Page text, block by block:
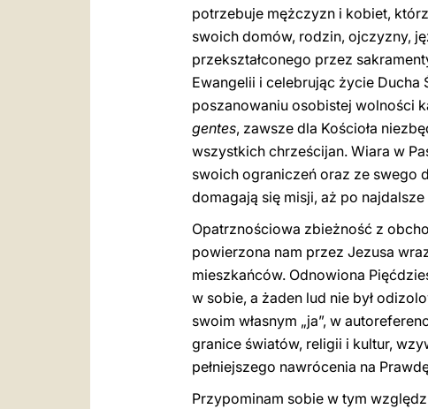
potrzebuje mężczyzn i kobiet,
swoich domów, rodzin, ojczyzny,
przekształconego przez
Ewangelii i celebrując życie
poszanowaniu osobistej wolności
gentes, zawsze dla Kościoła
wszystkich chrześcijan. Wiara w
swoich ograniczeń oraz ze swego
domagają się misji, aż po
Opatrznościowa zbieżność z
powierzona nam przez Jezusa
mieszkańców. Odnowiona
w sobie, a żaden lud nie był
swoim własnym „ja”, w
granice światów, religii i kultur,
pełniejszego nawrócenia na
Przypominam sobie w tym